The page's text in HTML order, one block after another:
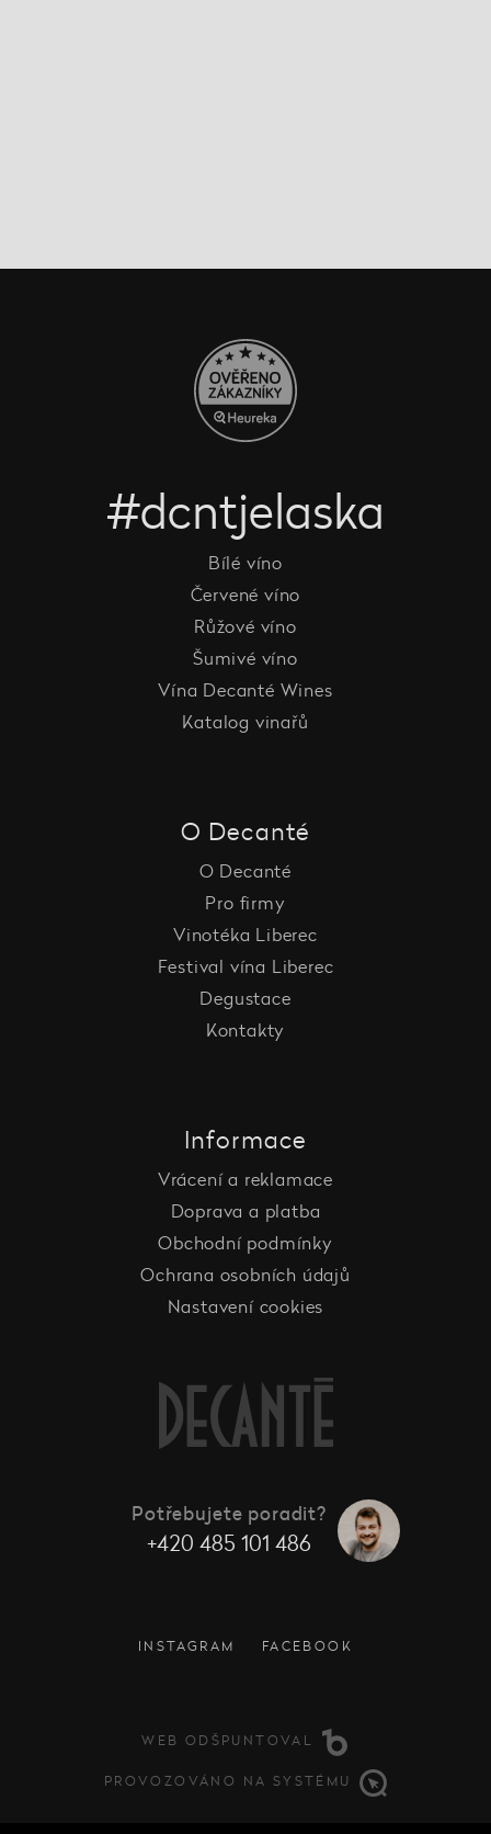
#dcntjelaska
Bílé víno
Červené víno
Růžové víno
Šumivé víno
Vína Decanté Wines
Katalog vinařů
O Decanté
O Decanté
Pro firmy
Vinotéka Liberec
Festival vína Liberec
Degustace
Kontakty
Informace
Vrácení a reklamace
Doprava a platba
Obchodní podmínky
Ochrana osobních údajů
Nastavení cookies
Potřebujete poradit?
+420 485 101 486
INSTAGRAM FACEBOOK
WEB ODŠPUNTOVAL
PROVOZOVÁNO NA SYSTÉMU